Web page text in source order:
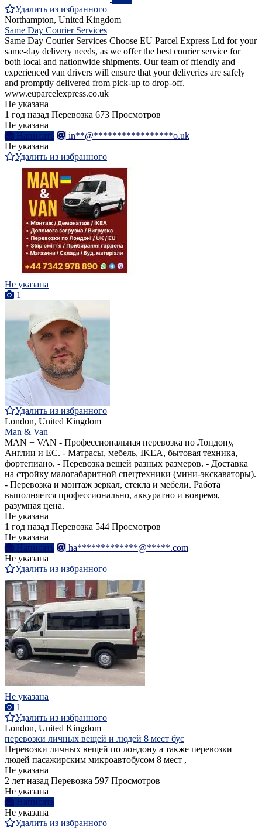
Удалить из избранного
Northampton, United Kingdom
Same Day Courier Services
Same Day Courier Services Choose EU Parcel Express Ltd for your
same-day delivery needs, as we offer the best courier service for
both local and nationwide shipments. Our team of friendly and
experienced van drivers will ensure that your deliveries are safely
and promptly delivered from pick-up to drop-off.
www.euparcelexpress.co.uk
Не указана
1 год назад Перевозка 673 Просмотров
Не указана
Написать
in**@*****************o.uk
Не указана
Удалить из избранного
Не указана
1
Удалить из избранного
London, United Kingdom
Man & Van
MAN + VAN - Профессиональная перевозка по Лондону,
Англии и ЕС. - Матрасы, мебель, IKEA, бытовая техника,
фортепиано. - Перевозка вещей разных размеров. - Доставка
на стройку малогабаритной спецтехники (мини-экскаваторы).
- Перевозка и монтаж зеркал, стекла и мебели. Работа
выполняется профессионально, аккуратно и вовремя,
разумная цена.
Не указана
1 год назад Перевозка 544 Просмотров
Не указана
Написать
ha*************@*****.com
Не указана
Удалить из избранного
Не указана
1
Удалить из избранного
London, United Kingdom
перевозки личных вещей и людей 8 мест бус
Перевозки личных вещей по лондону а также перевозки
людей пасажирским микроавтобусом 8 мест ,
Не указана
2 лет назад Перевозка 597 Просмотров
Не указана
Написать
Не указана
Удалить из избранного